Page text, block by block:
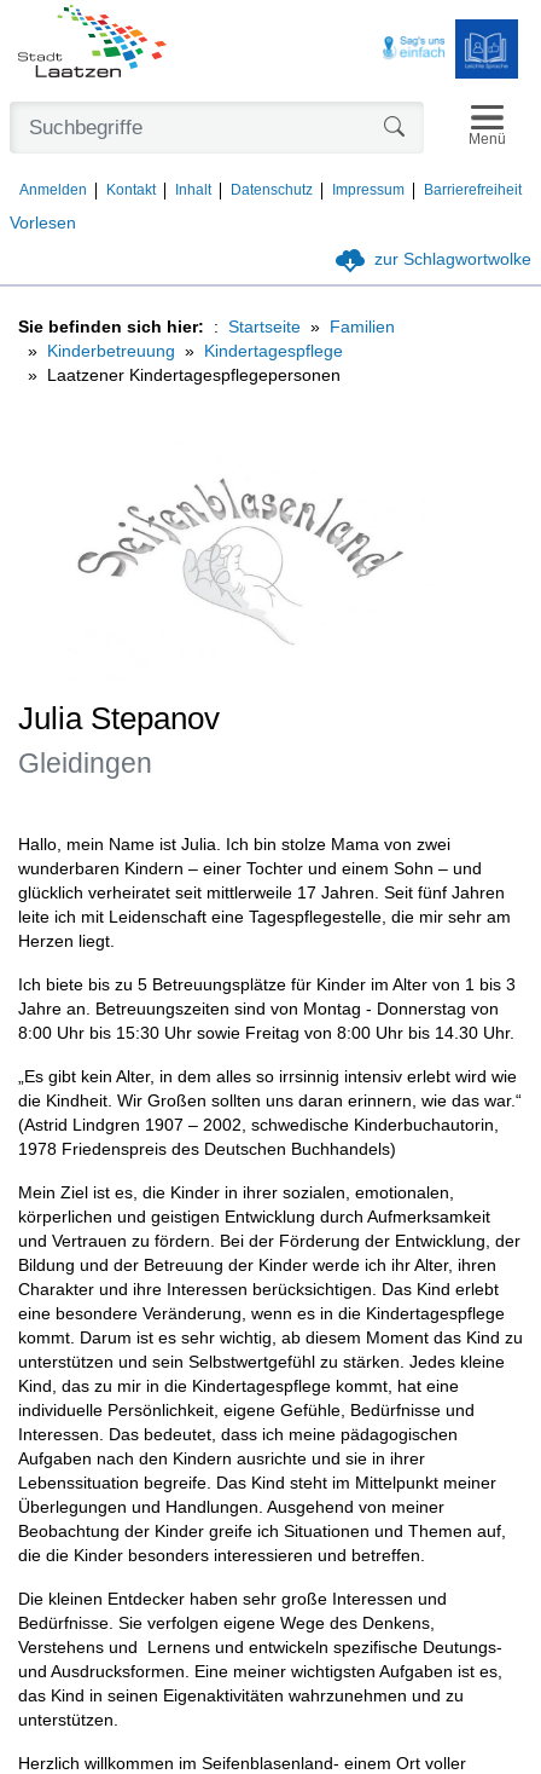
Vorlesen
Anmelden Kontakt Inhalt Datenschutz Impressum Barrierefreiheit
Menü
zur Schlagwortwolke
Sie befinden sich hier: Startseite
Familien
Kinderbetreuung
Kindertagespflege
Laatzener Kindertagespflegepersonen
Julia Stepanov
Gleidingen
Hallo, mein Name ist Julia. Ich bin stolze Mama von zwei
wunderbaren Kindern – einer Tochter und einem Sohn – und
glücklich verheiratet seit mittlerweile 17 Jahren. Seit fünf Jahren
leite ich mit Leidenschaft eine Tagespflegestelle, die mir sehr am
Herzen liegt.
Ich biete bis zu 5 Betreuungsplätze für Kinder im Alter von 1 bis 3
Jahre an. Betreuungszeiten sind von Montag - Donnerstag von
8:00 Uhr bis 15:30 Uhr sowie Freitag von 8:00 Uhr bis 14.30 Uhr.
„Es gibt kein Alter, in dem alles so irrsinnig intensiv erlebt wird wie
die Kindheit. Wir Großen sollten uns daran erinnern, wie das war.“
(Astrid Lindgren 1907 – 2002, schwedische Kinderbuchautorin,
1978 Friedenspreis des Deutschen Buchhandels)
Mein Ziel ist es, die Kinder in ihrer sozialen, emotionalen,
körperlichen und geistigen Entwicklung durch Aufmerksamkeit
und Vertrauen zu fördern. Bei der Förderung der Entwicklung, der
Bildung und der Betreuung der Kinder werde ich ihr Alter, ihren
Charakter und ihre Interessen berücksichtigen. Das Kind erlebt
eine besondere Veränderung, wenn es in die Kindertagespflege
kommt. Darum ist es sehr wichtig, ab diesem Moment das Kind zu
unterstützen und sein Selbstwertgefühl zu stärken. Jedes kleine
Kind, das zu mir in die Kindertagespflege kommt, hat eine
individuelle Persönlichkeit, eigene Gefühle, Bedürfnisse und
Interessen. Das bedeutet, dass ich meine pädagogischen
Aufgaben nach den Kindern ausrichte und sie in ihrer
Lebenssituation begreife. Das Kind steht im Mittelpunkt meiner
Überlegungen und Handlungen. Ausgehend von meiner
Beobachtung der Kinder greife ich Situationen und Themen auf,
die die Kinder besonders interessieren und betreffen.
Die kleinen Entdecker haben sehr große Interessen und
Bedürfnisse. Sie verfolgen eigene Wege des Denkens,
Verstehens und Lernens und entwickeln spezifische Deutungs-
und Ausdrucksformen. Eine meiner wichtigsten Aufgaben ist es,
das Kind in seinen Eigenaktivitäten wahrzunehmen und zu
unterstützen.
Herzlich willkommen im Seifenblasenland- einem Ort voller